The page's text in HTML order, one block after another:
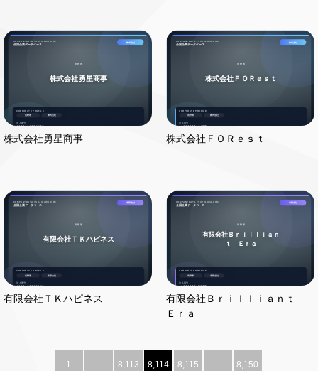
株式会社勇星商事 株式会社ＦＯＲｅｓｔ
有限会社ＴＫハピネス
有限会社Ｂｒｉｌｌｉａｎｔ
Ｅｒａ
1 … 8,113 8,114 8,115 … 8,150